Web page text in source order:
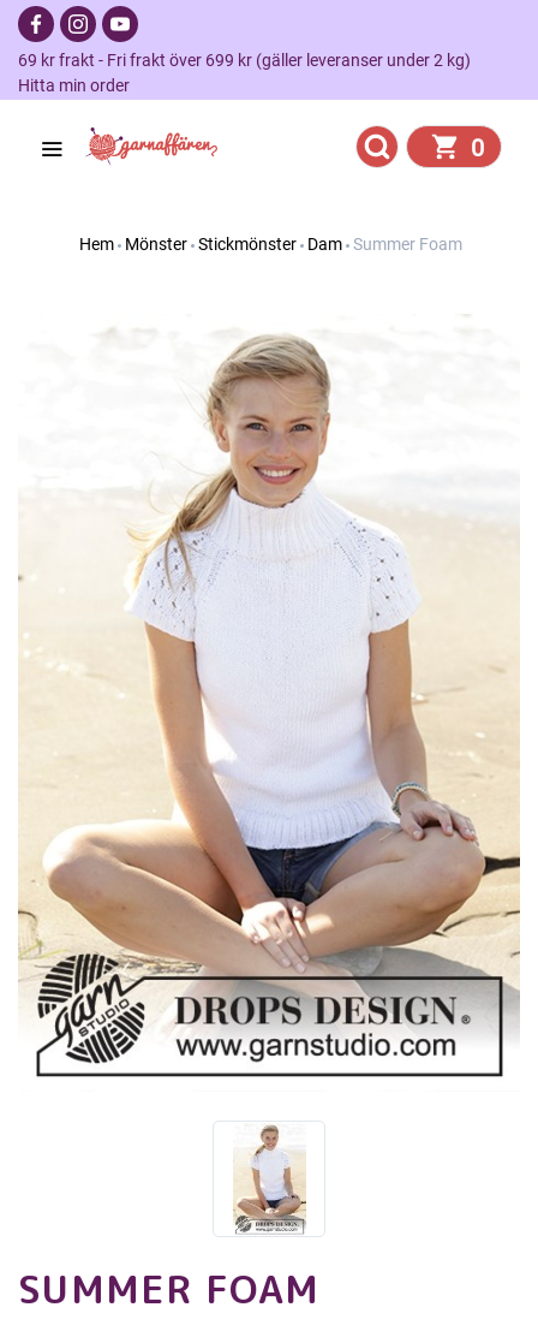
69 kr frakt - Fri frakt över 699 kr (gäller leveranser under 2 kg)
Hitta min order
0
Hem Mönster Stickmönster Dam Summer Foam
SUMMER FOAM